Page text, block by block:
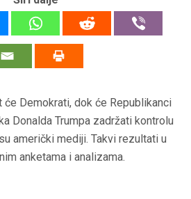
Demokrati, dok će Republikanci
Donalda Trumpa zadržati kontrolu
američki mediji. Takvi rezultati u
anketama i analizama.